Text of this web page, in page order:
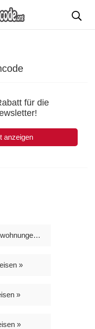
für die
anzeigen
Ferienwohnungen »
»
»
»